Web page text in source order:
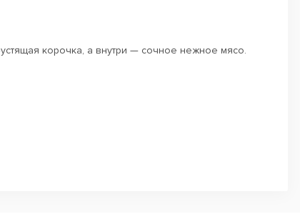
корочка, а внутри — сочное нежное мясо.